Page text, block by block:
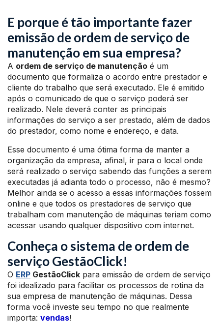
E porque é tão importante fazer
emissão de ordem de serviço de
manutenção em sua empresa?
A ordem de serviço de manutenção é um
documento que formaliza o acordo entre prestador e
cliente do trabalho que será executado. Ele é emitido
após o comunicado de que o serviço poderá ser
realizado. Nele deverá conter as principais
informações do serviço a ser prestado, além de dados
do prestador, como nome e endereço, e data.
Esse documento é uma ótima forma de manter a
organização da empresa, afinal, ir para o local onde
será realizado o serviço sabendo das funções a serem
executadas já adianta todo o processo, não é mesmo?
Melhor ainda se o acesso a essas informações fossem
online e que todos os prestadores de serviço que
trabalham com manutenção de máquinas teriam como
acessar usando qualquer dispositivo com internet.
Conheça o sistema de ordem de
serviço GestãoClick!
O ERP GestãoClick para emissão de ordem de serviço
foi idealizado para facilitar os processos de rotina da
sua empresa de manutenção de máquinas. Dessa
forma você investe seu tempo no que realmente
importa: vendas!